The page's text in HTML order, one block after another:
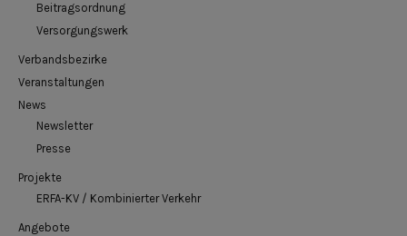
Beitragsordnung
Versorgungswerk
Verbandsbezirke
Veranstaltungen
News
Newsletter
Presse
Projekte
ERFA-KV / Kombinierter Verkehr
Angebote